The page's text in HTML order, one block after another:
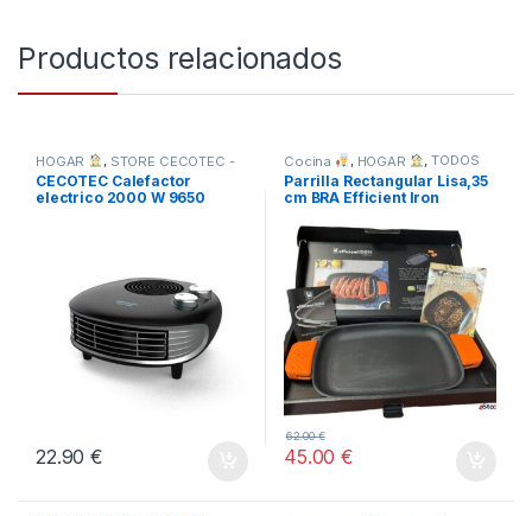
Productos relacionados
HOGAR , STORE CECOTEC -
DISTRIBUIDOR OFICIAL
TODOS
CECOTEC Calefactor
electrico 2000 W 9650
22.90€
Cocina , HOGAR ,TODOS
Parrilla Rectangular Lisa,35
cm BRA Efficient Iron
45.00€
62.00€